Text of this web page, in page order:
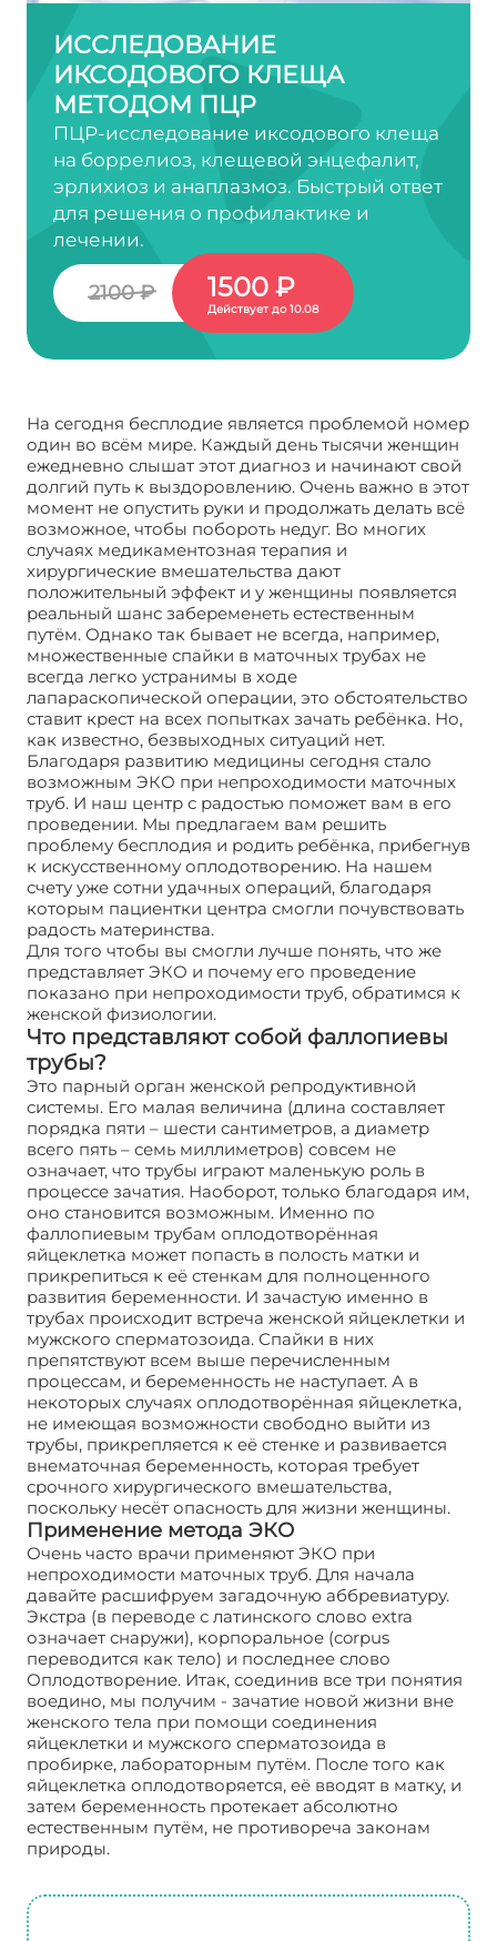
ИССЛЕДОВАНИЕ
ИКСОДОВОГО КЛЕЩА
МЕТОДОМ ПЦР
ПЦР-исследование иксодового клеща
на боррелиоз, клещевой энцефалит,
эрлихиоз и анаплазмоз. Быстрый ответ
для решения о профилактике и
лечении.
2100 ₽ 1500 ₽
Действует до 10.08
На сегодня бесплодие является проблемой номер
один во всём мире. Каждый день тысячи женщин
ежедневно слышат этот диагноз и начинают свой
долгий путь к выздоровлению. Очень важно в этот
момент не опустить руки и продолжать делать всё
возможное, чтобы побороть недуг. Во многих
случаях медикаментозная терапия и
хирургические вмешательства дают
положительный эффект и у женщины появляется
реальный шанс забеременеть естественным
путём. Однако так бывает не всегда, например,
множественные спайки в маточных трубах не
всегда легко устранимы в ходе
лапараскопической операции, это обстоятельство
ставит крест на всех попытках зачать ребёнка. Но,
как известно, безвыходных ситуаций нет.
Благодаря развитию медицины сегодня стало
возможным ЭКО при непроходимости маточных
труб. И наш центр с радостью поможет вам в его
проведении. Мы предлагаем вам решить
проблему бесплодия и родить ребёнка, прибегнув
к искусственному оплодотворению. На нашем
счету уже сотни удачных операций, благодаря
которым пациентки центра смогли почувствовать
радость материнства.
Для того чтобы вы смогли лучше понять, что же
представляет ЭКО и почему его проведение
показано при непроходимости труб, обратимся к
женской физиологии.
Что представляют собой фаллопиевы
трубы?
Это парный орган женской репродуктивной
системы. Его малая величина (длина составляет
порядка пяти – шести сантиметров, а диаметр
всего пять – семь миллиметров) совсем не
означает, что трубы играют маленькую роль в
процессе зачатия. Наоборот, только благодаря им,
оно становится возможным. Именно по
фаллопиевым трубам оплодотворённая
яйцеклетка может попасть в полость матки и
прикрепиться к её стенкам для полноценного
развития беременности. И зачастую именно в
трубах происходит встреча женской яйцеклетки и
мужского сперматозоида. Спайки в них
препятствуют всем выше перечисленным
процессам, и беременность не наступает. А в
некоторых случаях оплодотворённая яйцеклетка,
не имеющая возможности свободно выйти из
трубы, прикрепляется к её стенке и развивается
внематочная беременность, которая требует
срочного хирургического вмешательства,
поскольку несёт опасность для жизни женщины.
Применение метода ЭКО
Очень часто врачи применяют ЭКО при
непроходимости маточных труб. Для начала
давайте расшифруем загадочную аббревиатуру.
Экстра (в переводе с латинского слово extra
означает снаружи), корпоральное (corpus
переводится как тело) и последнее слово
Оплодотворение. Итак, соединив все три понятия
воедино, мы получим - зачатие новой жизни вне
женского тела при помощи соединения
яйцеклетки и мужского сперматозоида в
пробирке, лабораторным путём. После того как
яйцеклетка оплодотворяется, её вводят в матку, и
затем беременность протекает абсолютно
естественным путём, не противореча законам
природы.